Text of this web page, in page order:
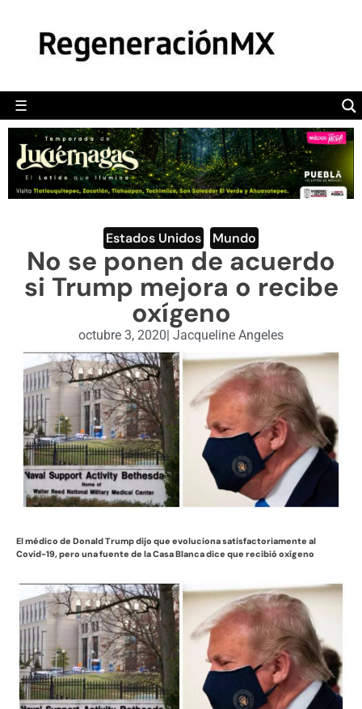
☰
POLÍTICA
CAMALEÓN
OPINIÓN
DEPORTES
ENGLISH SECTION
VIDEOS
Estados Unidos Mundo
No se ponen de acuerdo
si Trump mejora o recibe
oxígeno
octubre 3, 2020| Jacqueline Angeles
El médico de Donald Trump dijo que evoluciona satisfactoriamente al
Covid-19, pero una fuente de la Casa Blanca dice que recibió oxígeno